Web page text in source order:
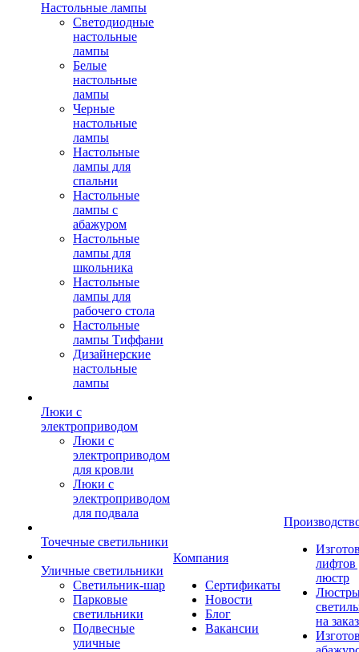
Настольные лампы
Светодиодные
настольные
лампы
Белые
настольные
лампы
Черные
настольные
лампы
Настольные
лампы для
спальни
Настольные
лампы с
абажуром
Настольные
лампы для
школьника
Настольные
лампы для
рабочего стола
Настольные
лампы Тиффани
Дизайнерские
настольные
лампы
Люки с
электроприводом
Люки с
электроприводом
для кровли
Люки с
электроприводом
для подвала
Точечные светильники
Уличные светильники
Светильник-шар
Парковые
светильники
Подвесные
уличные
Компания
Сертификаты
Новости
Блог
Вакансии
лифтов
люстр
на заказ